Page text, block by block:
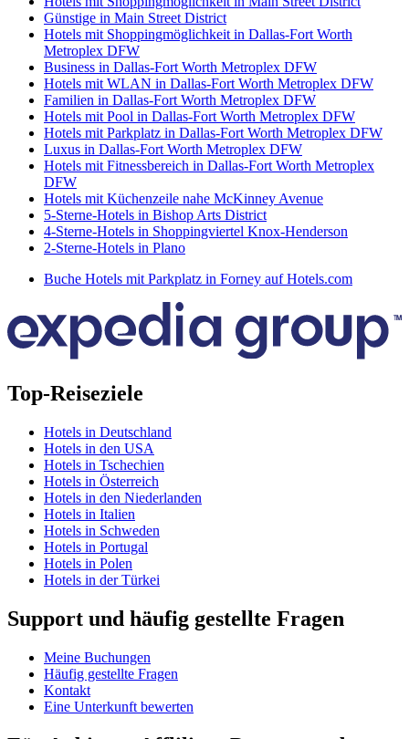
Günstige in Main Street District
Hotels mit Shoppingmöglichkeit in Dallas-Fort Worth
Metroplex DFW
Business in Dallas-Fort Worth Metroplex DFW
Hotels mit WLAN in Dallas-Fort Worth Metroplex DFW
Familien in Dallas-Fort Worth Metroplex DFW
Hotels mit Pool in Dallas-Fort Worth Metroplex DFW
Hotels mit Parkplatz in Dallas-Fort Worth Metroplex DFW
Luxus in Dallas-Fort Worth Metroplex DFW
Hotels mit Fitnessbereich in Dallas-Fort Worth Metroplex
DFW
Hotels mit Küchenzeile nahe McKinney Avenue
5-Sterne-Hotels in Bishop Arts District
4-Sterne-Hotels in Shoppingviertel Knox-Henderson
2-Sterne-Hotels in Plano
Buche Hotels mit Parkplatz in Forney auf Hotels.com
Top-Reiseziele
Hotels in Deutschland
Hotels in den USA
Hotels in Tschechien
Hotels in Österreich
Hotels in den Niederlanden
Hotels in Italien
Hotels in Schweden
Hotels in Portugal
Hotels in Polen
Hotels in der Türkei
Support und häufig gestellte Fragen
Meine Buchungen
Häufig gestellte Fragen
Kontakt
Eine Unterkunft bewerten